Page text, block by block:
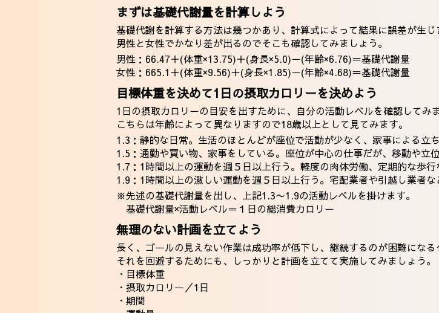
まずは基礎代謝量を計算しよう
基礎代謝を計算する方法は幾つかあり、計算式によって結果に誤差が生じ
男性と女性でかなり差が出るのでそこも確認してみましょう。
男性：66.47＋(体重×13.75)＋(身長×5.0)－(年齢×6.76)＝基礎代謝量
女性：665.1＋(体重×9.56)＋(身長×1.85)－(年齢×4.68)＝基礎代謝量
目標体重を決めて1日の摂取カロリーを決めよう
1日の摂取カロリーの目安を出すために、自分の活動レベルを確認してみ
こちらは年齢によって異なりますので18歳以上として見てみます。
1.3：静的な日常。生活のほとんどが座位で活動が少なく、家事による立
1.5：通勤や買い物、家事をしている。座位が中心の仕事だが、移動や立
1.7：1時間以上の運動を週５日以上行う。軽度の肉体労働、定期的な歩行
1.9：1時間以上の激しい運動を週５日以上行う。宅配業者や引越し業者な
※先述の基礎代謝量を出し、上記1.3〜1.9の活動レベルを掛けます。
基礎代謝量×活動レベル＝１日の総消費カロリー
無理のない計画を立てよう
長く、ゴールの見えない作業は成功率が低下し、継続するのが困難になる
それを回避するためにも、しっかりと計画を立てて実施してみましょう。
・目標体重
・摂取カロリー／1日
・期間